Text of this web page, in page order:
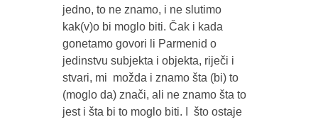
jedno, to ne znamo, i ne slutimo
kak(v)o bi moglo biti. Čak i kada
gonetamo govori li Parmenid o
jedinstvu subjekta i objekta, riječi i
stvari, mi možda i znamo šta (bi) to
(moglo da) znači, ali ne znamo šta to
jest i šta bi to moglo biti. I što ostaje